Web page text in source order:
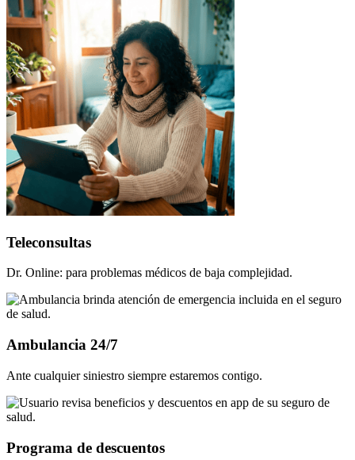
Teleconsultas
Dr. Online: para problemas médicos de baja complejidad.
Ambulancia 24/7
Ante cualquier siniestro siempre estaremos contigo.
Programa de descuentos